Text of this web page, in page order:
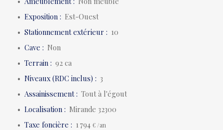
Exposition : Est-Ouest
Stationnement extérieur : 10
Cave : Non
Terrain : 92 ca
Niveaux (RDC inclus) : 3
Assainissement: Tout à l'égout
Localisation : Mirande 32300
Taxe foncière : 1 794€ /an